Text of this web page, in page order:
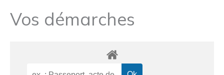
Vos démarches